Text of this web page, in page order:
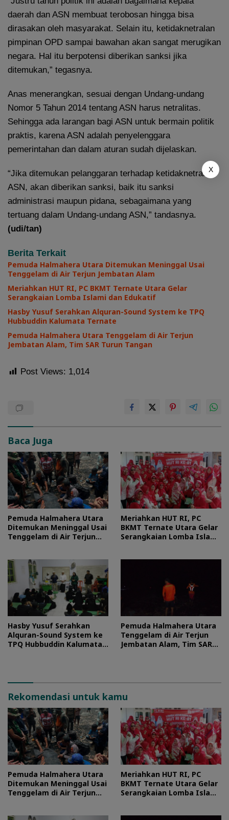
daerah dan ASN membuat terobosan hingga bisa
dirasakan oleh masyarakat. Selain itu, ketidaknetralan
pimpinan OPD sampai bawahan akan sangat merugikan
negara. Hal itu berpotensi diberikan sanksi jika
ditemukan,” tegasnya.
Anas menerangkan, sesuai dengan Undang-undang
Nomor 5 Tahun 2014 tentang ASN harus netralitas.
Sehingga ada larangan bagi ASN untuk bermain politik
praktis, karena ASN adalah penyelenggara
pemerintahan dan dalam aturan sudah dijelaskan.
“Jika ditemukan pelanggaran terhadap ketidaknetralan
ASN, akan diberikan sanksi, baik itu sanksi
administrasi maupun pidana, sebagaimana yang
tertuang dalam Undang-undang ASN,” tandasnya.
(udi/tan)
Berita Terkait
Pemuda Halmahera Utara Ditemukan Meninggal Usai
Tenggelam di Air Terjun Jembatan Alam
Meriahkan HUT RI, PC BKMT Ternate Utara Gelar
Serangkaian Lomba Islami dan Edukatif
Hasby Yusuf Serahkan Alquran-Sound System ke TPQ
Hubbuddin Kalumata Ternate
Pemuda Halmahera Utara Tenggelam di Air Terjun
Jembatan Alam, Tim SAR Turun Tangan
Post Views: 1,014
Baca Juga
Pemuda Halmahera Utara
Ditemukan Meninggal Usai
Tenggelam di Air Terjun
Meriahkan HUT RI, PC
BKMT Ternate Utara Gelar
Serangkaian Lomba Islami
Hasby Yusuf Serahkan
Alquran-Sound System ke
TPQ Hubbuddin Kalumata
Pemuda Halmahera Utara
Tenggelam di Air Terjun
Jembatan Alam, Tim SAR
Rekomendasi untuk kamu
Pemuda Halmahera Utara
Ditemukan Meninggal Usai
Tenggelam di Air Terjun
Meriahkan HUT RI, PC
BKMT Ternate Utara Gelar
Serangkaian Lomba Islami
X